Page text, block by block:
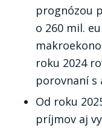
prognózou
o 260 mil.
roku 2024
porovnaní
Od roku
príjmov aj